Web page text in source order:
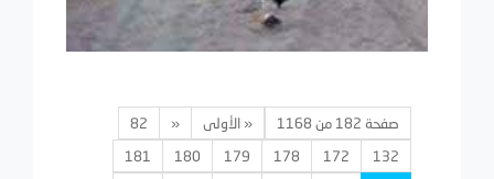
صفحة 182 من 1168 « الأولى «
82
132
172
178
179
180
181